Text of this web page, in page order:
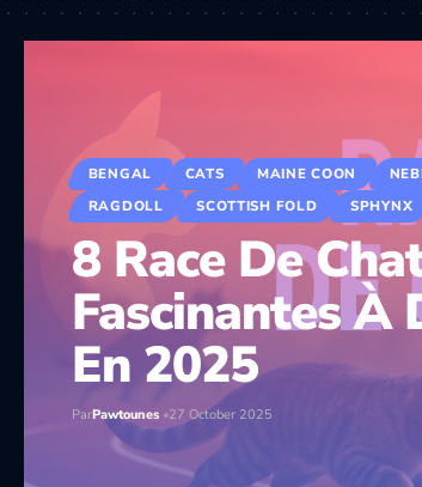
BENGAL CATS MAINE COON
RAGDOLL
SCOTTISH FOLD SPHYNX
8 Race De
Fascinantes À
En 2025
ParPawtounes 27 October 2025